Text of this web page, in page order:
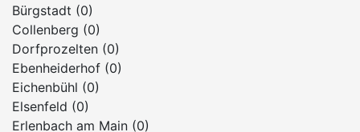
Bürgstadt (0)
Collenberg (0)
Dorfprozelten (0)
Ebenheiderhof (0)
Eichenbühl (0)
Elsenfeld (0)
Erlenbach am Main (0)